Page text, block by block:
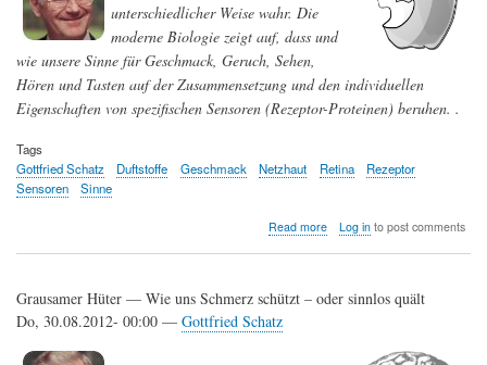
unterschiedlicher Weise wahr. Die
moderne Biologie zeigt auf, dass und
wie unsere Sinne für Geschmack, Geruch, Sehen,
Hören und Tasten auf der Zusammensetzung und den individuellen
Eigenschaften von spezifischen Sensoren (Rezeptor-Proteinen) beruhen. .
Tags
Gottfried Schatz
Duftstoffe Geschmack Netzhaut Retina
Rezeptor
Sensoren
Sinne
Read moreabout
Warum
Geschmack
Log into post comments
Grausamer Hüter — Wie uns Schmerz schützt – oder sinnlos quält
Do, 30.08.2012- 00:00 — Gottfried Schatz